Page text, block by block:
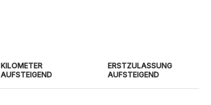
KILOMETER
AUFSTEIGEND
ERSTZULASSUNG
AUFSTEIGEND